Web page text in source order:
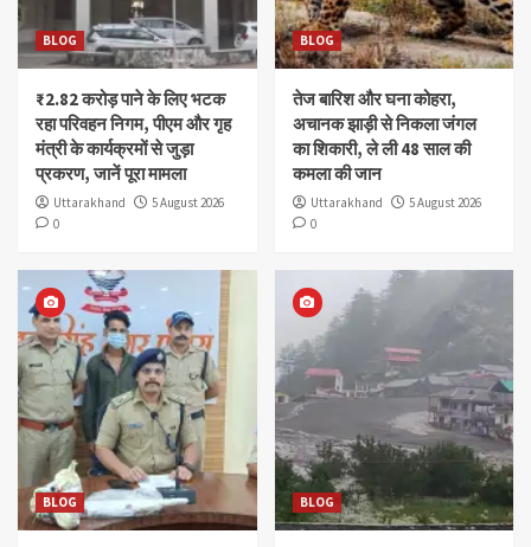
BLOG
₹2.82 करोड़ पाने के लिए भटक
रहा परिवहन निगम, पीएम और गृह
मंत्री के कार्यक्रमों से जुड़ा
प्रकरण, जानें पूरा मामला
Uttarakhand
5 August 2026
0
BLOG
तेज बारिश और घना कोहरा,
अचानक झाड़ी से निकला जंगल
का शिकारी, ले ली 48 साल की
कमला की जान
Uttarakhand
5 August 2026
0
BLOG BLOG